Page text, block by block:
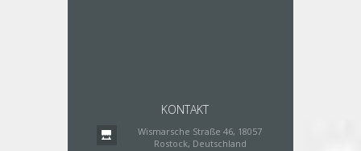
KONTAKT
Wismarsche Straße 46, 18057
Rostock, Deutschland